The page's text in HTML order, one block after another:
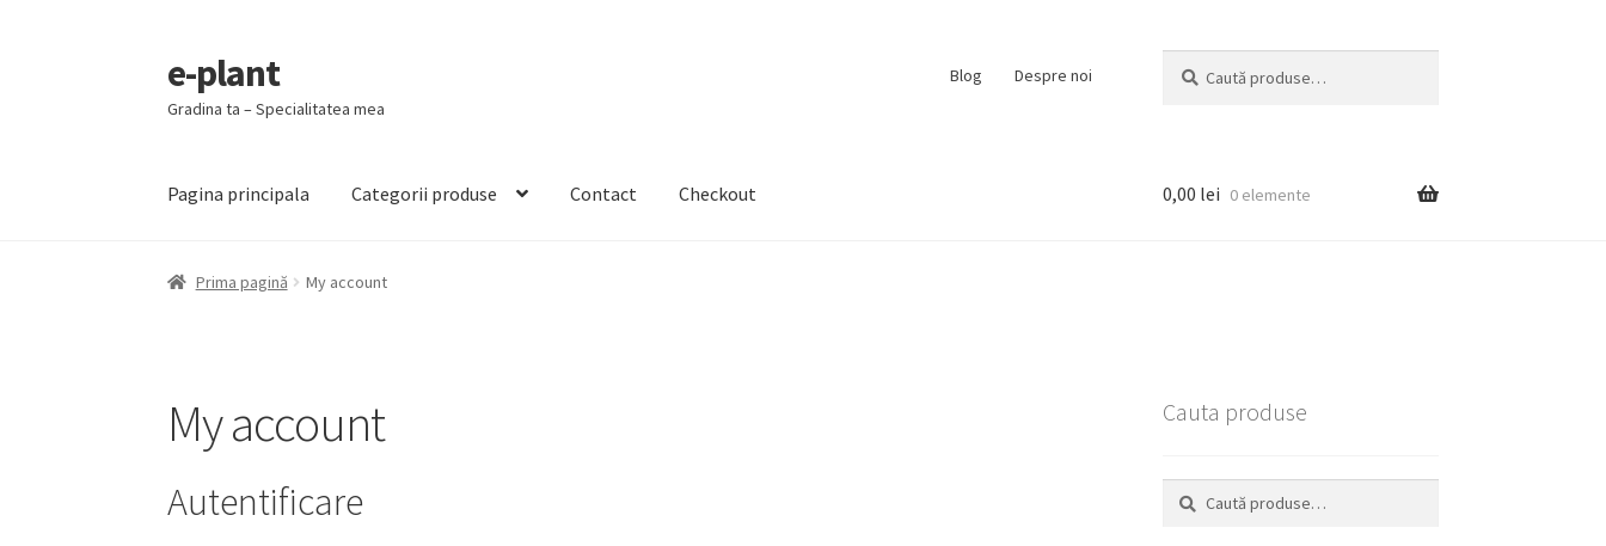
Sari
la
navigare
Sari
la
conținut
e-plant
Gradina ta – Specialitatea mea
Blog Despre noi
după:
Pagina principala Categorii produse Contact Checkout 0,00 lei 0 elemente
Prima pagină My account
My account
Autentificare
Cauta produse
Caută
după:
Caută